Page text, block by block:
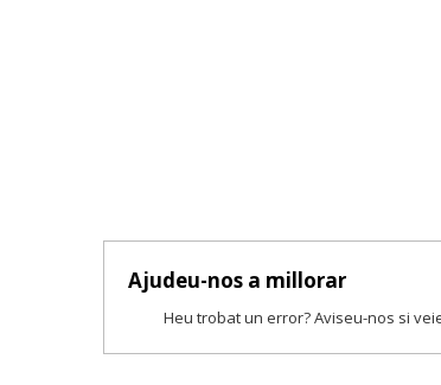
Ajudeu-nos a millorar
Heu trobat un error? Aviseu-nos si